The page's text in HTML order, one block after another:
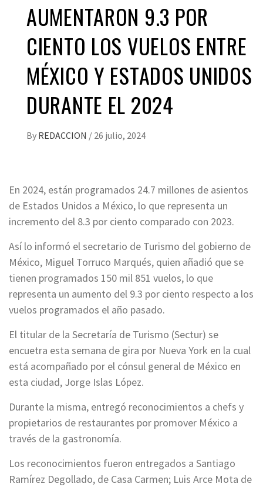
AUMENTARON 9.3 POR
CIENTO LOS VUELOS ENTRE
MÉXICO Y ESTADOS UNIDOS
DURANTE EL 2024
By REDACCION / 26 julio, 2024
En 2024, están programados 24.7 millones de asientos
de Estados Unidos a México, lo que representa un
incremento del 8.3 por ciento comparado con 2023.
Así lo informó el secretario de Turismo del gobierno de
México, Miguel Torruco Marqués, quien añadió que se
tienen programados 150 mil 851 vuelos, lo que
representa un aumento del 9.3 por ciento respecto a los
vuelos programados el año pasado.
El titular de la Secretaría de Turismo (Sectur) se
encuetra esta semana de gira por Nueva York en la cual
está acompañado por el cónsul general de México en
esta ciudad, Jorge Islas López.
Durante la misma, entregó reconocimientos a chefs y
propietarios de restaurantes por promover México a
través de la gastronomía.
Los reconocimientos fueron entregados a Santiago
Ramírez Degollado, de Casa Carmen; Luis Arce Mota de